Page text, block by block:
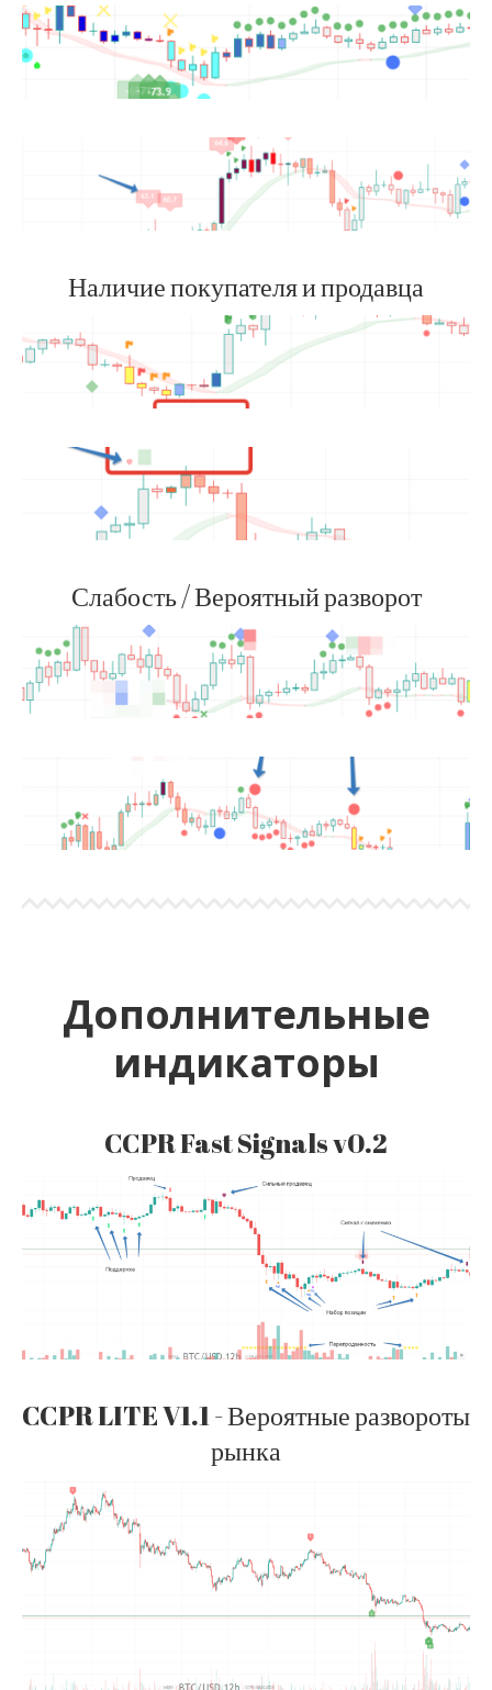
Наличие покупателя и продавца
Слабость / Вероятный разворот
Дополнительные
индикаторы
CCPR Fast Signals v0.2
CCPR LITE V1.1 - Вероятные развороты
рынка